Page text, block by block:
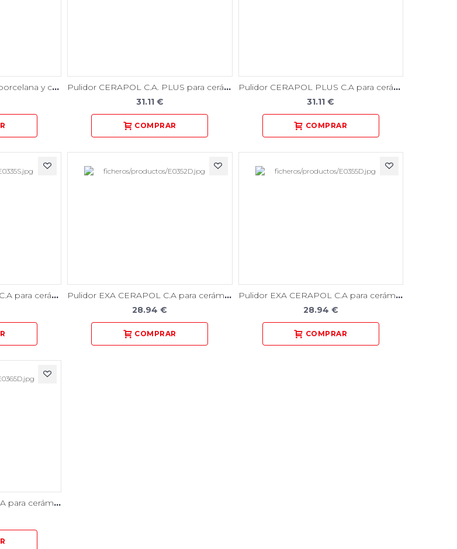
Pulidor Cerapol C.A para porcelana y cerámica 12 Unidades Pulidor CERAPOL C.A. PLUS para cerámica 6 Unidades
31.11 €
Pulidor CERAPOL PLUS C.A para cerámica 6 Unidades
31.11 €
Pulidor CERAPOL PLUS C.A para cerámica 6 Unidades Pulidor EXA CERAPOL C.A para cerámica 12 Unidades
28.94 €
Pulidor EXA CERAPOL C.A para cerámica 12 Unidades
28.94 €
Pulidor EXA CERAPOL C.A para cerámica 12 Unidades